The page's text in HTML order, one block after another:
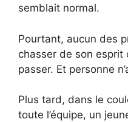
semblait normal.
Pourtant, aucun des
chasser de son esprit
passer. Et personne
Plus tard, dans le
toute l’équipe, un